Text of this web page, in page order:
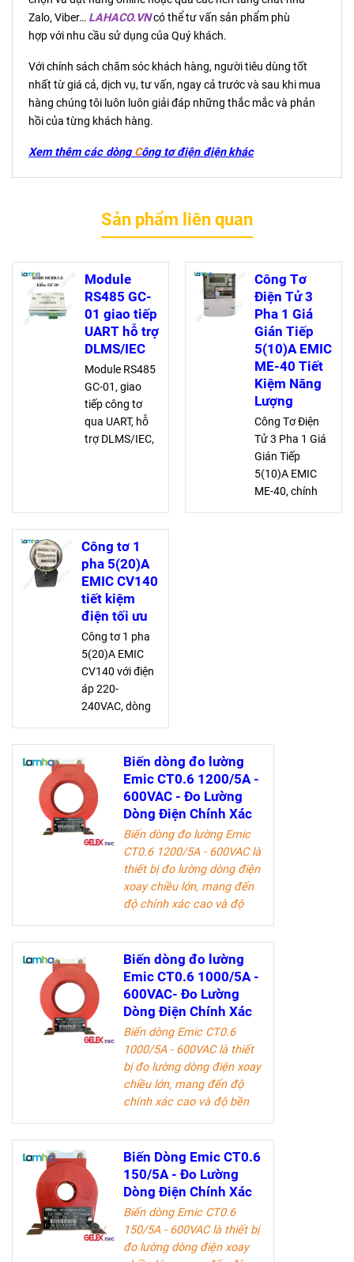
Zalo, Viber… LAHACO.VNcó thể tư vấn sản phẩm phù
hợp với nhu cầu sử dụng của Quý khách.
Với chính sách chăm sóc khách hàng, người tiêu dùng tốt
nhất từ giá cả, dịch vụ, tư vấn, ngay cả trước và sau khi mua
hàng chúng tôi luôn luôn giải đáp những thắc mắc và phản
hồi của từng khách hàng.
Xem thêm các dòngCông tơ điệnđiệnkhác
Sản phẩm liên quan
Module
RS485 GC-
01 giao tiếp
UART hỗ trợ
DLMS/IEC
Module RS485
GC-01, giao
tiếp công tơ
qua UART, hỗ
trợ DLMS/IEC,
repeater,
chuẩn RS485 2
dây
Công Tơ
Điện Tử 3
Pha 1 Giá
Gián Tiếp
5(10)A EMIC
ME-40 Tiết
Kiệm Năng
Lượng
Công Tơ Điện
Tử 3 Pha 1 Giá
Gián Tiếp
5(10)A EMIC
ME-40, chính
Công tơ 1
pha 5(20)A
EMIC CV140
tiết kiệm
điện tối ưu
Công tơ 1 pha
5(20)A EMIC
CV140 với điện
áp 220-
240VAC, dòng
5A, quá tải 20A.
Chính xác cấp
2, 900
vòng/kWh, đo
điện năng hiệu
quả, tiết kiệm
chi phí
Biến dòng đo lường
Emic CT0.6 1200/5A -
600VAC - Đo Lường
Dòng Điện Chính Xác
Biến dòng đo lường Emic
CT0.6 1200/5A - 600VAClà
thiết bị đo lường dòng điện
xoay chiều lớn, mang đến
độ chính xác cao và độ
tưởng cho các kỹ sư điện
và doanh nghiệp trong
ngành công nghiệp điện.
Tài liệu kỹ thuật
Biến dòng đo lường
Emic CT0.6 1000/5A -
600VAC- Đo Lường
Dòng Điện Chính Xác
Biến dòng Emic CT0.6
1000/5A - 600VAC là thiết
bị đo lường dòng điện xoay
chiều lớn, mang đến độ
chính xác cao và độ bền
tưởng cho các kỹ sư điện
và doanh nghiệp trong
ngành công nghiệp điện.
Tài liệu kỹ thuật
Biến Dòng Emic CT0.6
150/5A - Đo Lường
Dòng Điện Chính Xác
Biến dòng Emic CT0.6
150/5A - 600VAC là thiết bị
đo lường dòng điện xoay